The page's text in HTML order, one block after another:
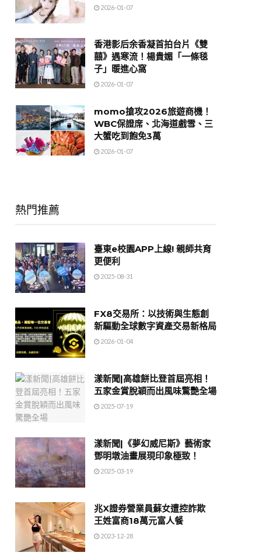
2026-01-07
香港影后余香凝首拍台片《雙
囍》遇寒流！楊貴媚「一條毯
子」暖進心窩
2026-01-07
momo搶攻2026旅遊商機！
WBC保證席、北海道戲雪、三
大蟹吃到飽免3萬
2026-01-07
熱門推薦
臺東e校園APP上線! 親師共育
更便利
2025-08-31
FX8交易所：以技術與生態創
新驅動全球數字資產交易新格局
2026-01-04
漾新聞|高雄餅比登首屆亮相！
五家金賞脫穎而出風味驚艷全場
2025-07-19
漾新聞|《夢幻威尼斯》藝術家
鄧明墩油畫展現印象極致！
2025-03-19
兆X證券營業員蘇女遭控詐欺
王姓富商18萬元富人餐
2023-12-28